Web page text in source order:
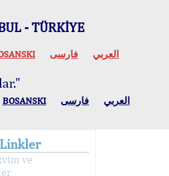
- TÜRKİYE
العربي فارسی
BOSANSKI العربي فارسی
ve